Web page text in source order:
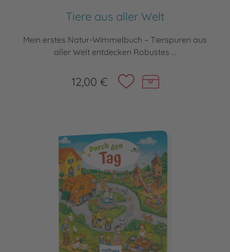
Tiere aus aller Welt
Mein erstes Natur-Wimmelbuch – Tierspuren aus
aller Welt entdecken Robustes ...
12,00 €